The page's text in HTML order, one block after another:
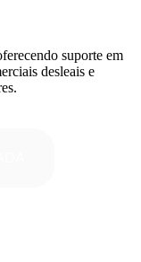
suporte em
desleais e